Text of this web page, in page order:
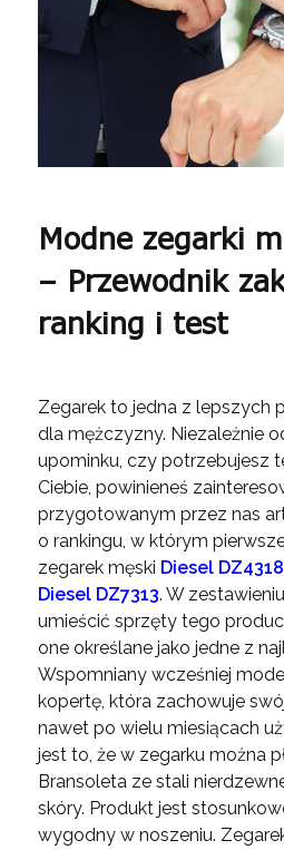
Modne zegarki
– Przewodnik
ranking i test
Zegarek to jedna z lepszych
dla mężczyzny. Niezależnie
upominku, czy potrzebujesz
Ciebie, powinieneś
przygotowanym przez nas
o rankingu, w którym
zegarek męski Diesel DZ4318
Diesel DZ7313. W
umieścić sprzęty tego
one określane jako jedne z
Wspomniany wcześniej
kopertę, która zachowuje
nawet po wielu miesiącach
jest to, że w zegarku można
Bransoleta ze stali
skóry. Produkt jest
wygodny w noszeniu.